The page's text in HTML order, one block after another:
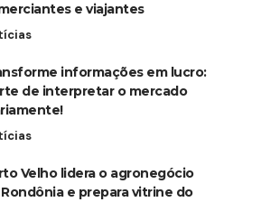
e viajantes
informações em lucro:
de interpretar o mercado
Velho lidera o agronegócio
e prepara vitrine do